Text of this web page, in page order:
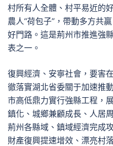
村所有人全體、村平易近的
農人“荷包子”，帶動多方共
好門路。這是荊州市推進強
表之一。
復興經濟、安寧社會，要害
徹落實湖北省委關于加速推
市高低鼎力實行強縣工程，
鎮化、城鄉兼顧成長、人居
荊州各縣域、鎮域經濟完成
財產復興提速增效、漂亮村